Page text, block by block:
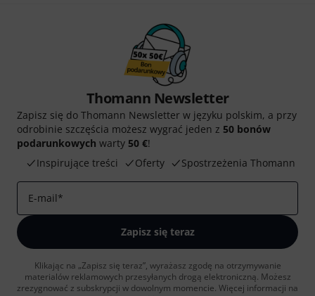
Thomann Newsletter
Zapisz się do Thomann Newsletter w języku polskim, a przy
odrobinie szczęścia możesz wygrać jeden z 50 bonów
podarunkowych warty 50 €!
Inspirujące treści
Oferty Spostrzeżenia Thomann
E-mail*
Zapisz się teraz
Klikając na „Zapisz się teraz”, wyrażasz zgodę na otrzymywanie
materialów reklamowych przesyłanych drogą elektroniczną. Możesz
zrezygnować z subskrypcji w dowolnym momencie. Więcej informacji na